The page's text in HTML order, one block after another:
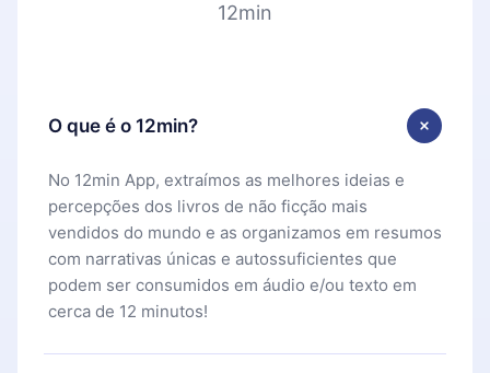
12min
O que é o 12min?
No 12min App, extraímos as melhores ideias e
percepções dos livros de não ficção mais
vendidos do mundo e as organizamos em resumos
com narrativas únicas e autossuficientes que
podem ser consumidos em áudio e/ou texto em
cerca de 12 minutos!